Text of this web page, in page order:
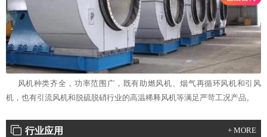
风机种类齐全，功率范围广，既有助燃风机、烟气再循环风机和引风
机，也有引流风机和脱硫脱硝行业的高温稀释风机等满足严苛工况产品。
行业应用 + MORE